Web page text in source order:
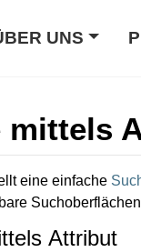
UNS
mittels
,Suche
eine einfache
Attribut